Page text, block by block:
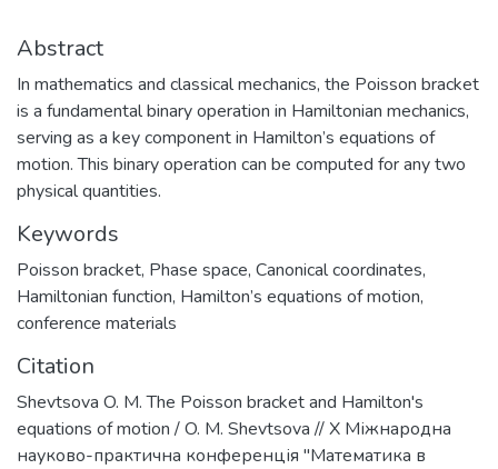
Abstract
In mathematics and classical mechanics, the Poisson bracket
is a fundamental binary operation in Hamiltonian mechanics,
serving as a key component in Hamilton’s equations of
motion. This binary operation can be computed for any two
physical quantities.
Keywords
Poisson bracket, Phase space, Canonical coordinates,
Hamiltonian function, Hamilton’s equations of motion,
conference materials
Citation
Shevtsova O. M. The Poisson bracket and Hamilton's
equations of motion / O. M. Shevtsova // X Міжнародна
науково-практична конференція "Математика в